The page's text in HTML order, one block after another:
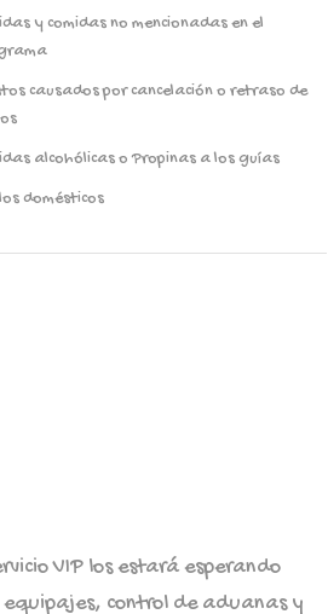
y comidas no mencionadas en el
causados por cancelación o retraso de
alcohólicas o Propinas a los guías
domésticos
VIP los estará esperando
control de aduanas y